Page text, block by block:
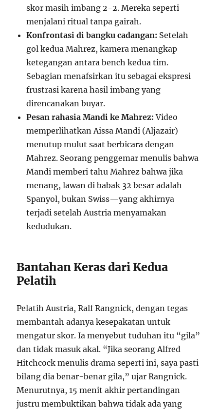
skor masih imbang 2-2. Mereka seperti
menjalani ritual tanpa gairah.
Konfrontasi di bangku cadangan: Setelah
gol kedua Mahrez, kamera menangkap
ketegangan antara bench kedua tim.
Sebagian menafsirkan itu sebagai ekspresi
frustrasi karena hasil imbang yang
direncanakan buyar.
Pesan rahasia Mandi ke Mahrez: Video
memperlihatkan Aissa Mandi (Aljazair)
menutup mulut saat berbicara dengan
Mahrez. Seorang penggemar menulis bahwa
Mandi memberi tahu Mahrez bahwa jika
menang, lawan di babak 32 besar adalah
Spanyol, bukan Swiss—yang akhirnya
terjadi setelah Austria menyamakan
kedudukan.
Bantahan Keras dari Kedua
Pelatih
Pelatih Austria, Ralf Rangnick, dengan tegas
membantah adanya kesepakatan untuk
mengatur skor. Ia menyebut tuduhan itu “gila”
dan tidak masuk akal. “Jika seorang Alfred
Hitchcock menulis drama seperti ini, saya pasti
bilang dia benar-benar gila,” ujar Rangnick.
Menurutnya, 15 menit akhir pertandingan
justru membuktikan bahwa tidak ada yang